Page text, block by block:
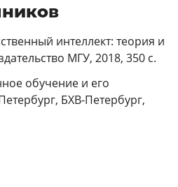
интеллект: теория и
МГУ, 2018, 350 с.
обучение и его
БХВ-Петербург,